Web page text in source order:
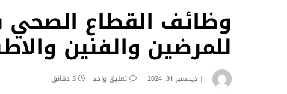
وظائف القطاع الصحي
للمرضين والفنين
ديسمبر 31, 2024 تعليق واحد 3 دقائق